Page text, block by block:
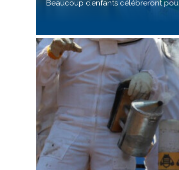
Beaucoup d’enfants célébreront